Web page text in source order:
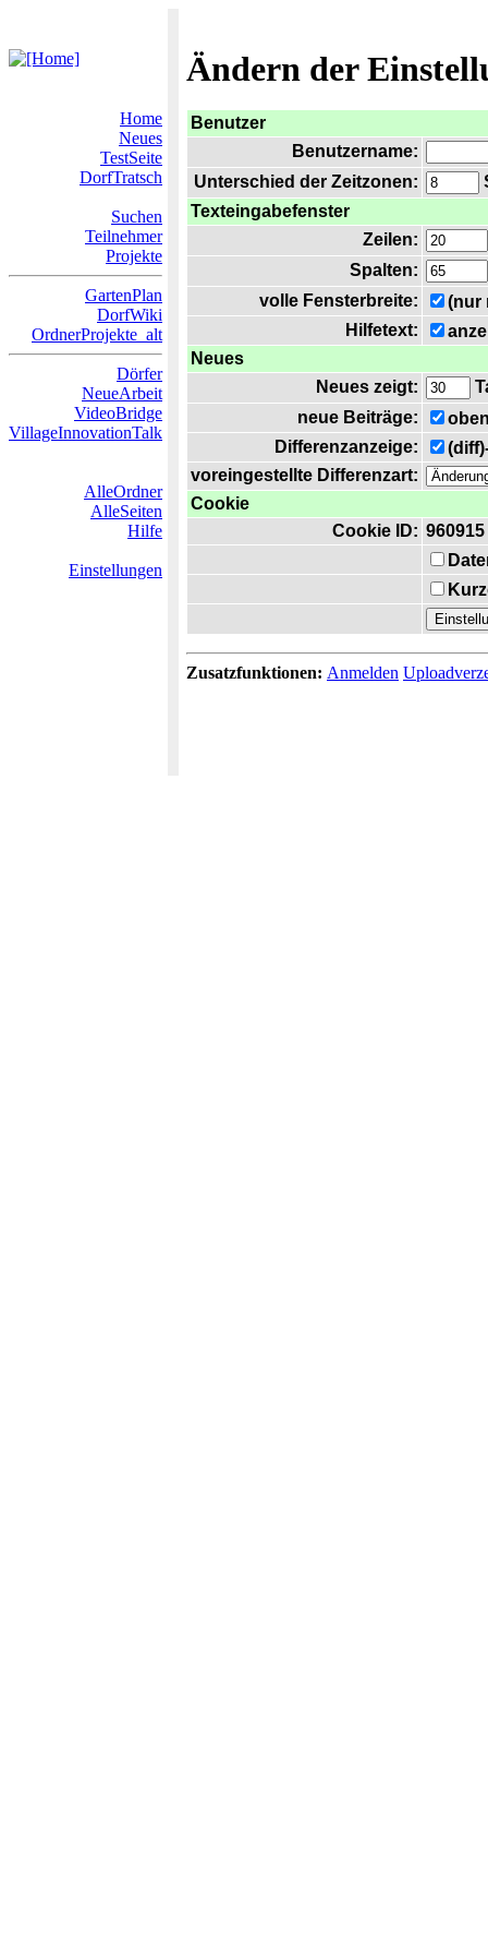
Ändern der
Home
Neues
TestSeite
DorfTratsch
Suchen
Teilnehmer
Projekte
GartenPlan
DorfWiki
OrdnerProjekte_alt
Dörfer
NeueArbeit
VideoBridge
VillageInnovationTalk
AlleOrdner
AlleSeiten
Hilfe
Einstellungen
Benutzer
Benutzername:
Unterschied der Zeitzonen:
Texteingabefenster
Zeilen:
Spalten:
volle Fensterbreite:
(nur
Hilfetext:
Neues
Neues zeigt:
neue Beiträge:
Differenzanzeige:
voreingestellte Differenzart:
Cookie
Cookie ID: 960915
Zusatzfunktionen: Anmelden